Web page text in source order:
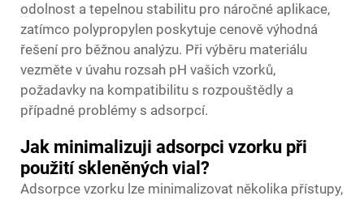
odolnost a tepelnou stabilitu pro náročné aplikace,
zatímco polypropylen poskytuje cenově výhodná
řešení pro běžnou analýzu. Při výběru materiálu
vezměte v úvahu rozsah pH vašich vzorků,
požadavky na kompatibilitu s rozpouštědly a
případné problémy s adsorpcí.
Jak minimalizuji adsorpci vzorku při
použití skleněných vial?
Adsorpce vzorku lze minimalizovat několika přístupy,